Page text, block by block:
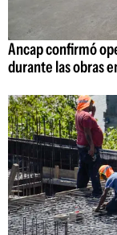
Ancap confirmó
durante las obras